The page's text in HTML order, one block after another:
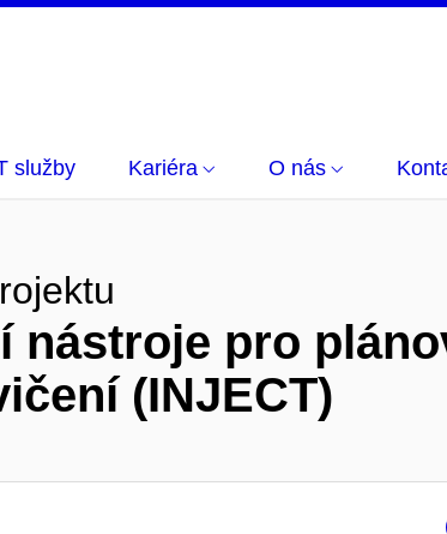
služby Kariéra O nás
nástroje pro
(INJECT)